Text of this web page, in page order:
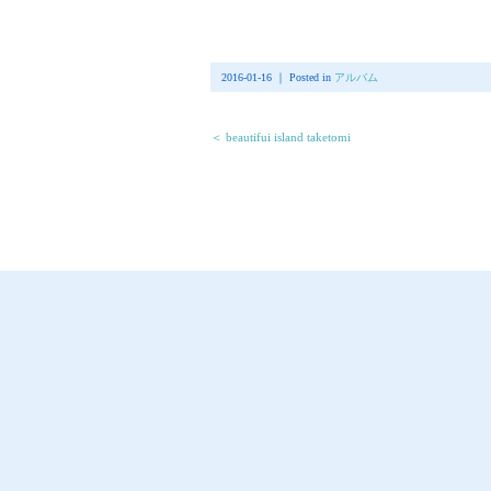
2016-01-16 ｜ Posted in アルバム
＜ beautifui island taketomi